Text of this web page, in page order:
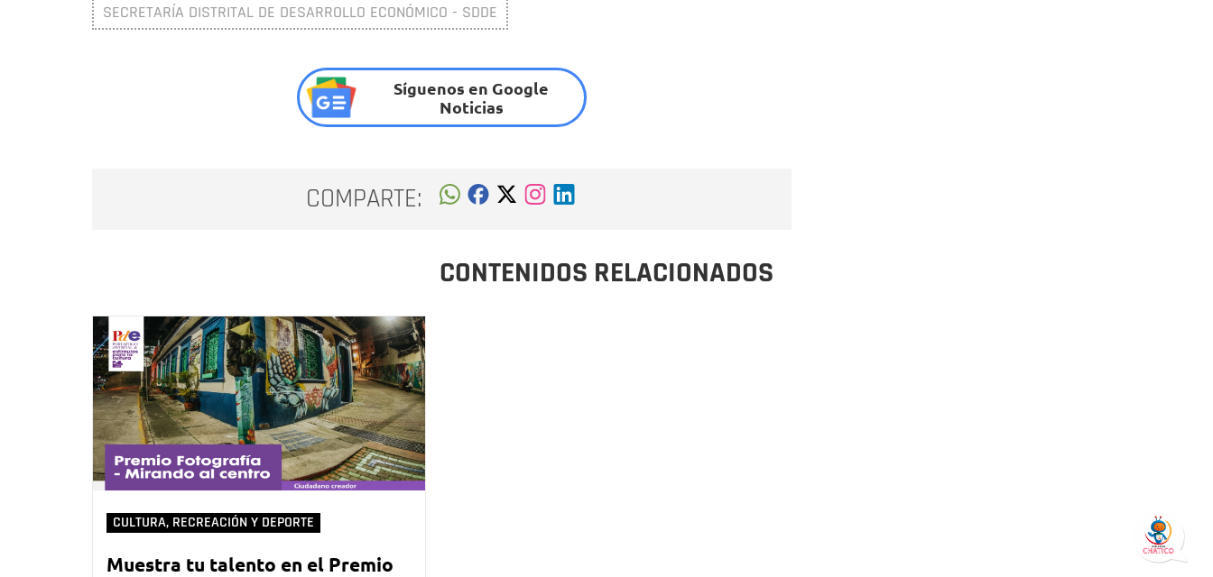
SECRETARÍA DISTRITAL DE DESARROLLO ECONÓMICO - SDDE
Síguenos en Google
Noticias
COMPARTE:
CONTENIDOS RELACIONADOS
CULTURA, RECREACIÓN Y DEPORTE
Muestra tu talento en el Premio